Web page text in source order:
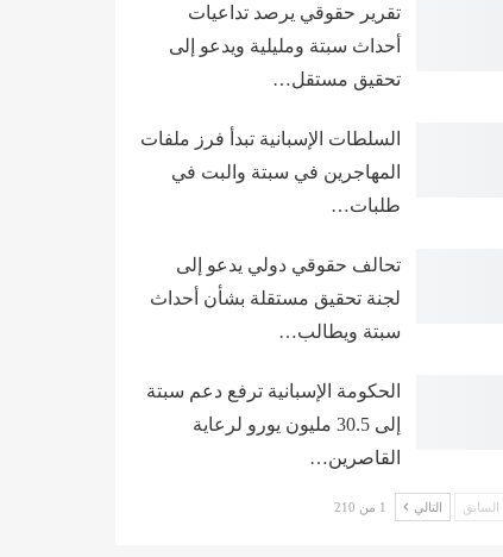
تقرير حقوقي يرصد تداعيات
أحداث سبتة ومليلية ويدعو إلى
تحقيق مستقل…
السلطات الإسبانية تبدأ فرز ملفات
المهاجرين في سبتة والبت في
طلبات…
تحالف حقوقي دولي يدعو إلى
لجنة تحقيق مستقلة بشأن أحداث
سبتة ويطالب…
الحكومة الإسبانية ترفع دعم سبتة
إلى 30.5 مليون يورو لرعاية
القاصرين…
السابق التالي 1 من 210